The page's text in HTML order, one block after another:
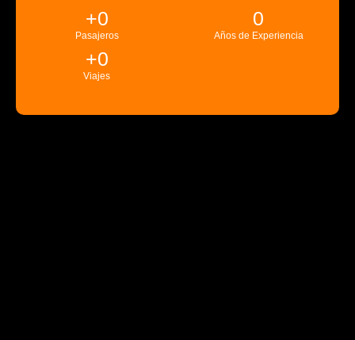
Pasajeros
+0
Años de Experiencia
0
Viajes
+0